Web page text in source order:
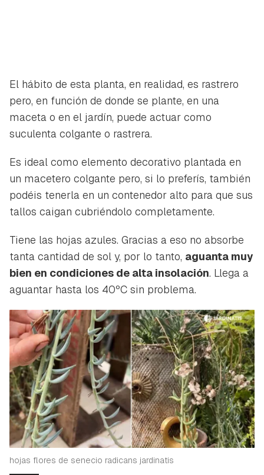
El hábito de esta planta, en realidad, es rastrero
pero, en función de donde se plante, en una
maceta o en el jardín, puede actuar como
suculenta colgante o rastrera.
Es ideal como elemento decorativo plantada en
un macetero colgante pero, si lo preferís, también
podéis tenerla en un contenedor alto para que sus
tallos caigan cubriéndolo completamente.
Tiene las hojas azules. Gracias a eso no absorbe
tanta cantidad de sol y, por lo tanto, aguanta muy
bien en condiciones de alta insolación. Llega a
aguantar hasta los 40ºC sin problema.
hojas flores de senecio radicans jardinatis